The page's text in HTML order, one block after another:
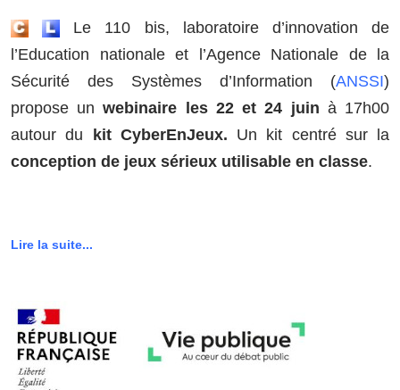
Le 110 bis, laboratoire d’innovation de
l’Education nationale et l’Agence Nationale de la
Sécurité des Systèmes d’Information (ANSSI)
propose unwebinaire les 22 et 24 juin à 17h00
autour du kit CyberEnJeux. Un kit centré sur la
conception de jeux sérieux utilisable en classe.
Lire la suite...